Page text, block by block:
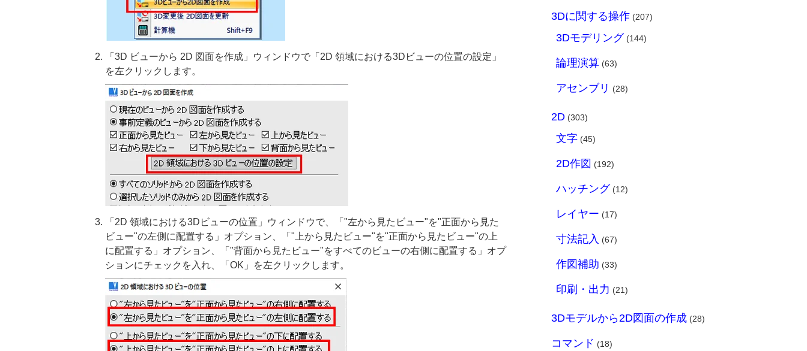
「3D ビューから 2D 図面を作成」ウィンドウで「2D 領域における3Dビューの位置の設定」
を左クリックします。
「2D 領域における3Dビューの位置」ウィンドウで、「"左から見たビュー"を"正面から見た
ビュー"の左側に配置する」オプション、「"上から見たビュー"を"正面から見たビュー"の上
に配置する」オプション、「"背面から見たビュー"をすべてのビューの右側に配置する」オプ
ションにチェックを入れ、「OK」を左クリックします。
3Dに関する操作 (207)
3Dモデリング (144)
論理演算 (63)
アセンブリ (28)
2D (303)
文字 (45)
2D作図 (192)
ハッチング (12)
レイヤー (17)
寸法記入 (67)
作図補助 (33)
印刷・出力 (21)
3Dモデルから2D図面の作成 (28)
コマンド (18)